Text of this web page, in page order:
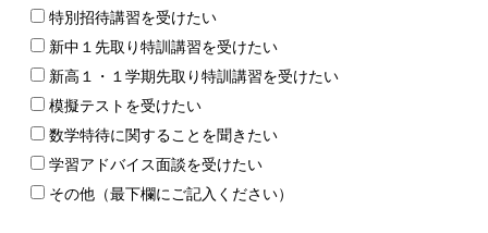
特別招待講習を受けたい
新中１先取り特訓講習を受けたい
新高１・１学期先取り特訓講習を受けたい
模擬テストを受けたい
数学特待に関することを聞きたい
学習アドバイス面談を受けたい
その他（最下欄にご記入ください）